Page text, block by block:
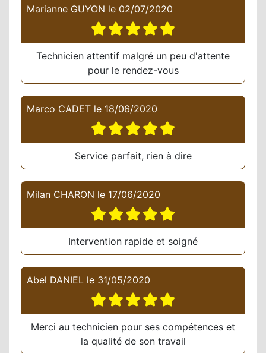
Marianne GUYON le 02/07/2020
Technicien attentif malgré un peu d'attente
pour le rendez-vous
Marco CADET le 18/06/2020
Service parfait, rien à dire
Milan CHARON le 17/06/2020
Intervention rapide et soigné
Abel DANIEL le 31/05/2020
Merci au technicien pour ses compétences et
la qualité de son travail